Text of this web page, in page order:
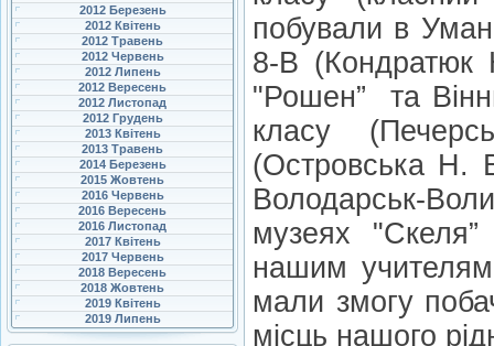
2012 Березень
2012 Квітень
2012 Травень
2012 Червень
2012 Липень
2012 Вересень
2012 Листопад
2012 Грудень
2013 Квітень
2013 Травень
2014 Березень
2015 Жовтень
2016 Червень
2016 Вересень
2016 Листопад
2017 Квітень
2017 Червень
2018 Вересень
2018 Жовтень
2019 Квітень
2019 Липень
побували в
8-В (Кондратюк
"Рошен” та
класу
(Островська Н.
Володарськ-
музеях "Скеля”
нашим
мали змогу
місць нашого